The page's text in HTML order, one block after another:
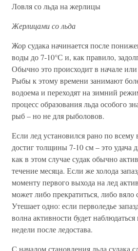
Ловля со льда на жерлицы
Жерлицами со льда
Жор судака начинается после
воды до 7-10°С и, как правило,
Обычно это происходит в начале или
Рыбы к этому времени занимают
водоема и переходят на зимний
процесс образования льда особого
рыб – но не для рыболовов.
Если лед установился рано по
достиг толщины 7-10 см – это удача
как в этом случае судак обычно
течение месяца. Если же холода
моменту первого выхода на лед
может либо прекратиться, либо вяло
Утешает одно: если перволедье
волна активности будет
недели после ледостава.
С началом становления льда судака